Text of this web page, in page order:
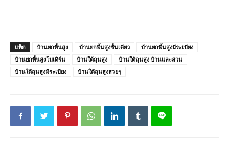
แท็ก บ้านยกพื้นสูง บ้านยกพื้นสูงชั้นเดียว
บ้านยกพื้นสูงมีระเบียง
บ้านยกพื้นสูงโมเดิร์น
บ้านใต้ถุนสูง
บ้านใต้ถุนสูง บ้านและสวน
บ้านใต้ถุนสูงมีระเบียง
บ้านใต้ถุนสูงสวยๆ